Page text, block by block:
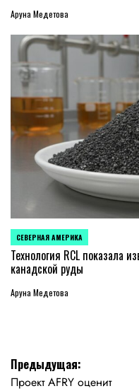
Аруна Медетова
ОПУБЛИКОВАНО
В
СЕВЕРНАЯ АМЕРИКА
Технология RCL показала
канадской руды
Аруна Медетова
Навигация
Предыдущая:
Проект AFRY оценит